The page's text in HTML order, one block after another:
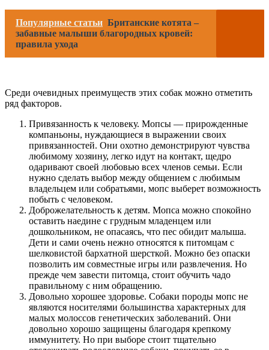
Популярные статьи Британские котята –
забавные малыши благородных кровей:
правила ухода
Среди очевидных преимуществ этих собак можно отметить
ряд факторов.
Привязанность к человеку. Мопсы — прирожденные
компаньоны, нуждающиеся в выражении своих
привязанностей. Они охотно демонстрируют чувства
любимому хозяину, легко идут на контакт, щедро
одаривают своей любовью всех членов семьи. Если
нужно сделать выбор между общением с любимым
владельцем или собратьями, мопс выберет возможность
побыть с человеком.
Доброжелательность к детям. Мопса можно спокойно
оставить наедине с грудным младенцем или
дошкольником, не опасаясь, что пес обидит малыша.
Дети и сами очень нежно относятся к питомцам с
шелковистой бархатной шерсткой. Можно без опаски
позволить им совместные игры или развлечения. Но
прежде чем завести питомца, стоит обучить чадо
правильному с ним обращению.
Довольно хорошее здоровье. Собаки породы мопс не
являются носителями большинства характерных для
малых молоссов генетических заболеваний. Они
довольно хорошо защищены благодаря крепкому
иммунитету. Но при выборе стоит тщательно